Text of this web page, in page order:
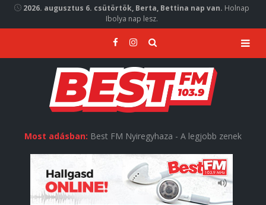
2026. augusztus 6. csütörtök, Berta, Bettina nap van. Holnap
Ibolya nap lesz.
Most adásban: Best FM Nyiregyhaza - A legjobb zenek